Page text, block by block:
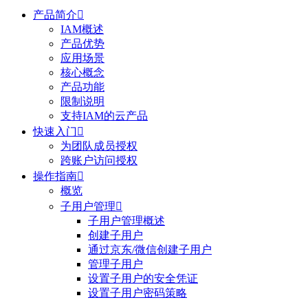
产品简介
IAM概述
产品优势
应用场景
核心概念
产品功能
限制说明
支持IAM的云产品
快速入门 
为团队成员授权
跨账户访问授权
操作指南
概览
子用户管理
子用户管理概述
创建子用户
通过京东/微信创建子用户
管理子用户
设置子用户的安全凭证
设置子用户密码策略